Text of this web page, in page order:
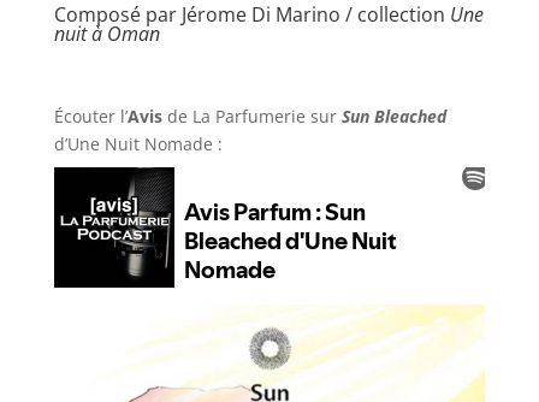
Composé par Jérome Di Marino / collection Une
nuit à Oman
Écouter l’Avis de La Parfumerie sur Sun Bleached
d’Une Nuit Nomade :